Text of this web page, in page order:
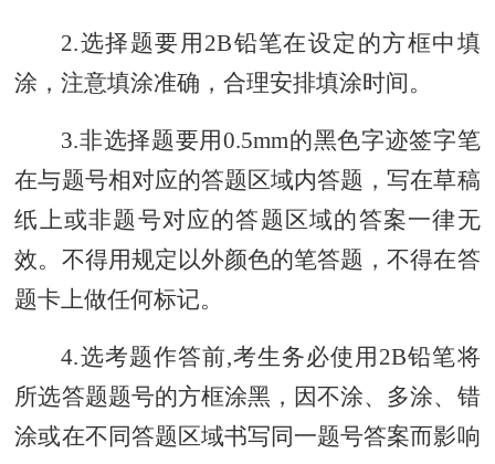
2.选择题要用 2B铅笔在设定的方框中填
涂，注意填涂准确，合理安排填涂时间。
3.非选择题要用0.5mm的黑色字迹签字笔
在与题号相对应的答题区域内答题，写在草稿
纸上或非题号对应的答题区域的答案一律无
效。不得用规定以外颜色的笔答题，不得在答
题卡上做任何标记。
4.选考题作答前,考生务必使用2B铅笔将
所选答题题号的方框涂黑，因不涂、多涂、错
涂或在不同答题区域书写同一题号答案而影响